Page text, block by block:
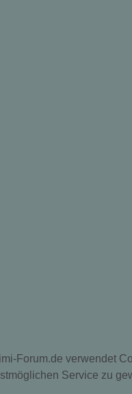
Forum.de verwendet
Service zu